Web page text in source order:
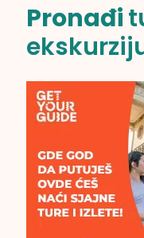
Pronađi